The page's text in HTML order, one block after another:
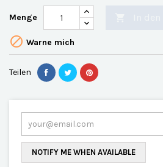
Menge
 Warne mich
Teilen
NOTIFY ME WHEN AVAILABLE